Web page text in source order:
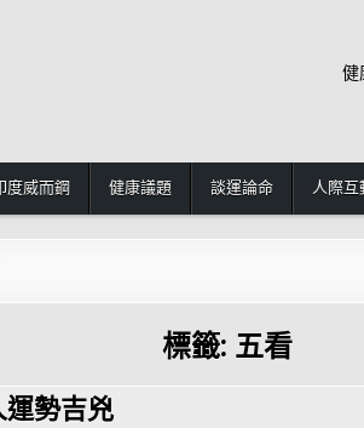
健
度威而鋼 健康議題 談運論命 人際互
標籤: 五看
勢吉兇